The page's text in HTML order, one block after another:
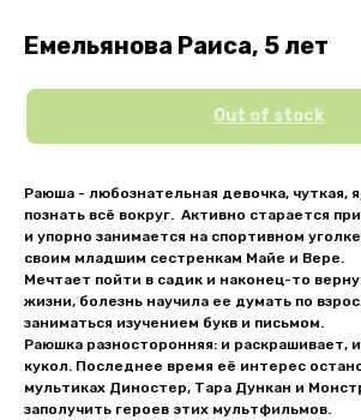
Емельянова Раиса, 5 лет
Out of stock
Раюша - любознательная девочка, чуткая,
познать всё вокруг. Активно старается
и упорно занимается на спортивном
своим младшим сестренкам Майе и Вере.
Мечтает пойти в садик и наконец-то
жизни, болезнь научила ее думать по
заниматься изучением букв и письмом.
Раюшка разносторонняя: и раскрашивает,
кукол. Последнее время её интерес
мультиках Диностер, Тара Дункан и
заполучить героев этих мультфильмов.